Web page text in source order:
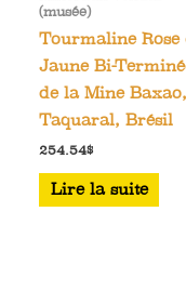
(musée)
Tourmaline Rose
Jaune Bi-
de la Mine Baxao,
Taquaral, Brésil
254.54$
Lire la suite